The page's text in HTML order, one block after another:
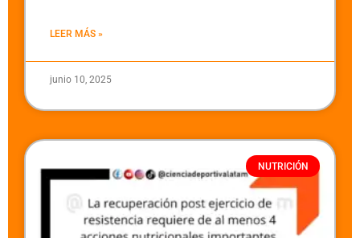
LEER MÁS »
junio 10, 2025
NUTRICIÓN